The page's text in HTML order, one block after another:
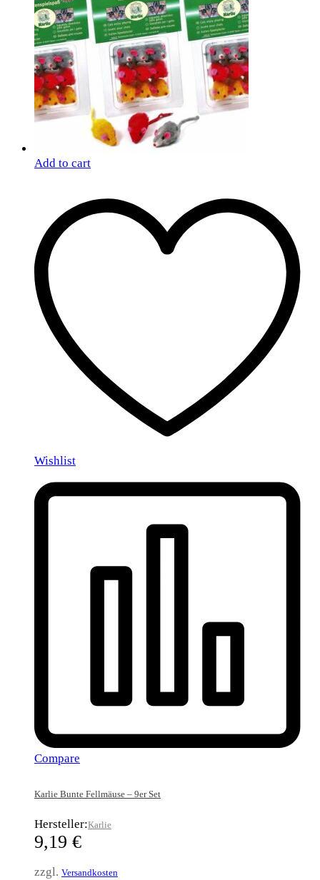
Add to cart
Wishlist
Compare
Karlie Bunte Fellmäuse – 9er Set
Hersteller:Karlie
9,19 €
zzgl. Versandkosten